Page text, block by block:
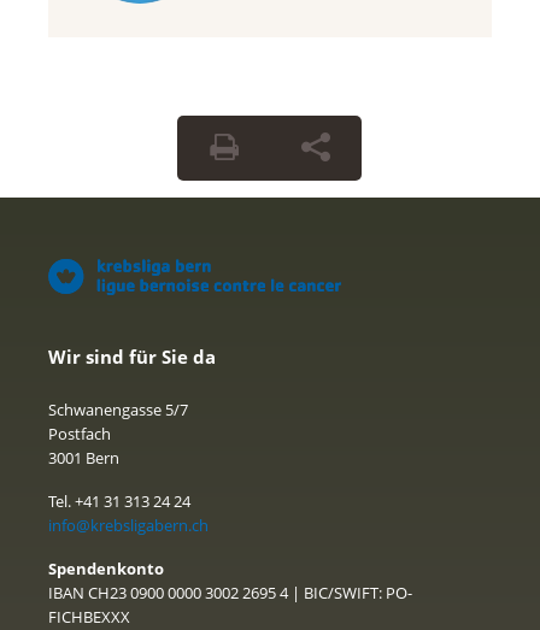
Wir sind für Sie da
Schwanengasse 5/7
Postfach
3001 Bern
Tel. +41 31 313 24 24
info@krebsligabern.ch
Spendenkonto
IBAN CH23 0900 0000 3002 2695 4 | BIC/SWIFT: PO-
FICHBEXXX